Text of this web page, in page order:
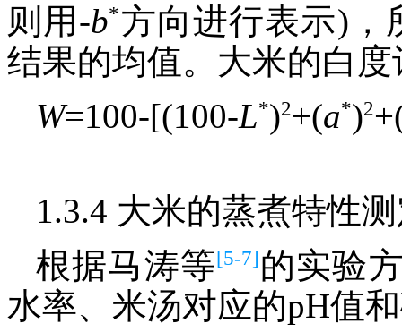
则用-b*方向进行表示)，
结果的均值。大米的白
W=100-[(100-L*)2+(a*)2
1.3.4 大米的蒸煮特性
根据马涛等[5-7]的实验
水率、米汤对应的pH值